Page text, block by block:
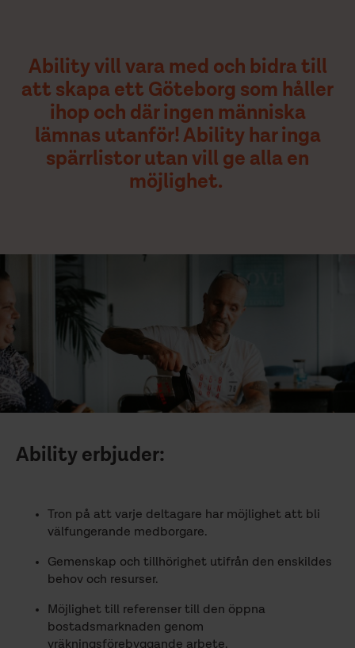
Ability vill vara med och bidra till
att skapa ett Göteborg som håller
ihop och där ingen människa
lämnas utanför! Ability har inga
spärrlistor utan vill ge alla en
möjlighet.
Ability erbjuder:
Tron på att varje deltagare har möjlighet att bli
välfungerande medborgare.
Gemenskap och tillhörighet utifrån den enskildes
behov och resurser.
Möjlighet till referenser till den öppna
bostadsmarknaden genom
vräkningsförebyggande arbete.